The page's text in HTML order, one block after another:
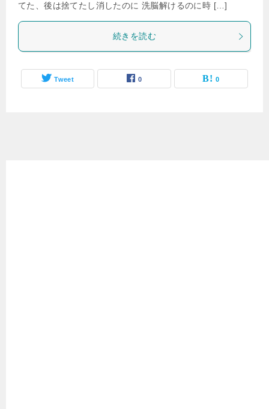
てた、後は捨てたし消したのに 洗脳解けるのに時 […]
続きを読む
Tweet 0 0